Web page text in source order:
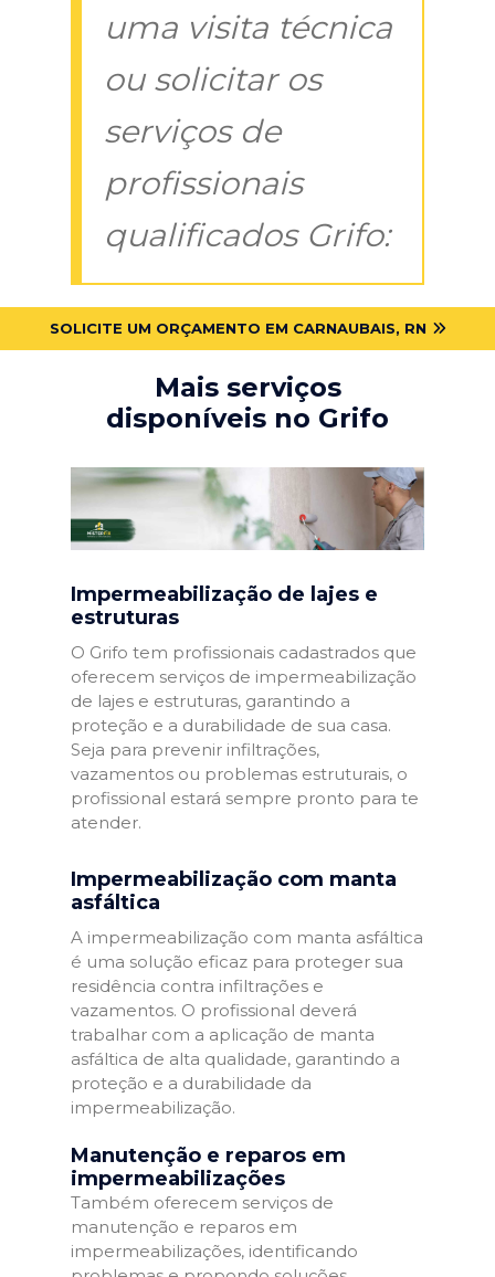
uma visita técnica
ou solicitar os
serviços de
profissionais
qualificados Grifo:
SOLICITE UM ORÇAMENTO EM CARNAUBAIS, RN
Mais serviços
disponíveis no Grifo
Impermeabilização de lajes e
estruturas
O Grifo tem profissionais cadastrados que
oferecem serviços de impermeabilização
de lajes e estruturas, garantindo a
proteção e a durabilidade de sua casa.
Seja para prevenir infiltrações,
vazamentos ou problemas estruturais, o
profissional estará sempre pronto para te
atender.
Impermeabilização com manta
asfáltica
A impermeabilização com manta asfáltica
é uma solução eficaz para proteger sua
residência contra infiltrações e
vazamentos. O profissional deverá
trabalhar com a aplicação de manta
asfáltica de alta qualidade, garantindo a
proteção e a durabilidade da
impermeabilização.
Manutenção e reparos em
impermeabilizações
Também oferecem serviços de
manutenção e reparos em
impermeabilizações, identificando